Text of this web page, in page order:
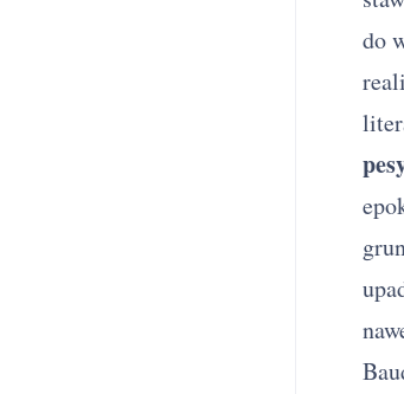
do